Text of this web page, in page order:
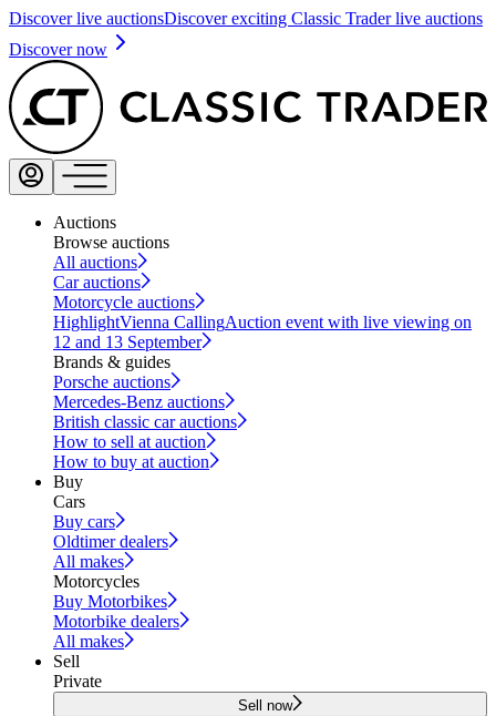
Discover live auctionsDiscover exciting Classic Trader live auctions
Discover now
Auctions
Browse auctions
All auctions
Car auctions
Motorcycle auctions
HighlightVienna CallingAuction event with live viewing on
12 and 13 September
Brands & guides
Porsche auctions
Mercedes-Benz auctions
British classic car auctions
How to sell at auction
How to buy at auction
Buy
Cars
Buy cars
Oldtimer dealers
All makes
Motorcycles
Buy Motorbikes
Motorbike dealers
All makes
Sell
Private
Sell now